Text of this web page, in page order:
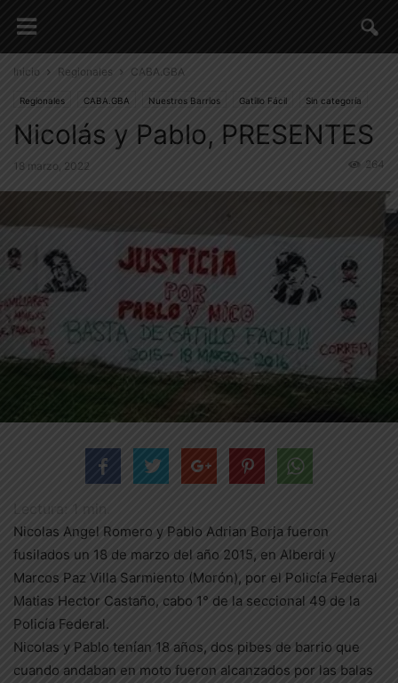
Inicio Regionales CABA.GBA
Regionales CABA.GBA Nuestros Barrios Gatillo Fácil Sin categoría
Nicolás y Pablo, PRESENTES
18 marzo, 2022 264
Nicolas Angel Romero y Pablo Adrian Borja fueron
fusilados un 18 de marzo del año 2015, en Alberdi y
Marcos Paz Villa Sarmiento (Morón), por el Policía Federal
Matias Hector Castaño, cabo 1° de la seccional 49 de la
Policía Federal.
Nicolas y Pablo tenían 18 años, dos pibes de barrio que
cuando andaban en moto fueron alcanzados por las balas